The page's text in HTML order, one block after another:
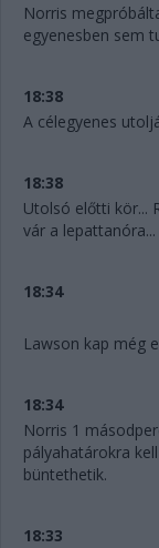
Norris
egyenesben sem
18:38
A célegyenes
18:38
Utolsó előtti kör...
vár a lepattanóra...
18:34
Lawson kap még
18:34
Norris 1
pályahatárokra
büntethetik.
18:33